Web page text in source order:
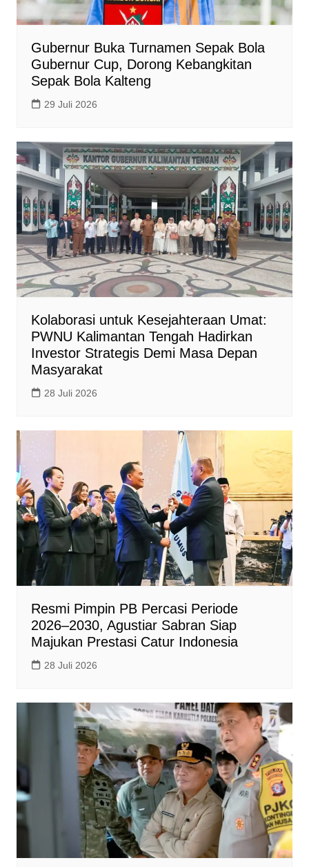
Gubernur Buka Turnamen Sepak Bola
Gubernur Cup, Dorong Kebangkitan
Sepak Bola Kalteng
29 Juli 2026
Kolaborasi untuk Kesejahteraan Umat:
PWNU Kalimantan Tengah Hadirkan
Investor Strategis Demi Masa Depan
Masyarakat
28 Juli 2026
Resmi Pimpin PB Percasi Periode
2026–2030, Agustiar Sabran Siap
Majukan Prestasi Catur Indonesia
28 Juli 2026